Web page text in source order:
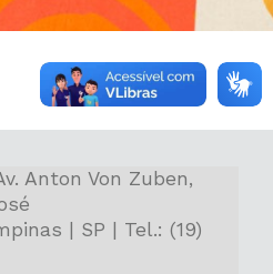
Anton Von Zuben,
| SP | Tel.: (19)